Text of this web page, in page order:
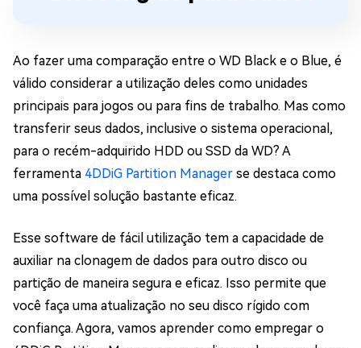
Ao fazer uma comparação entre o WD Black e o Blue, é
válido considerar a utilização deles como unidades
principais para jogos ou para fins de trabalho. Mas como
transferir seus dados, inclusive o sistema operacional,
para o recém-adquirido HDD ou SSD da WD? A
ferramenta 4DDiG Partition Manager se destaca como
uma possível solução bastante eficaz.
Esse software de fácil utilização tem a capacidade de
auxiliar na clonagem de dados para outro disco ou
partição de maneira segura e eficaz. Isso permite que
você faça uma atualização no seu disco rígido com
confiança. Agora, vamos aprender como empregar o